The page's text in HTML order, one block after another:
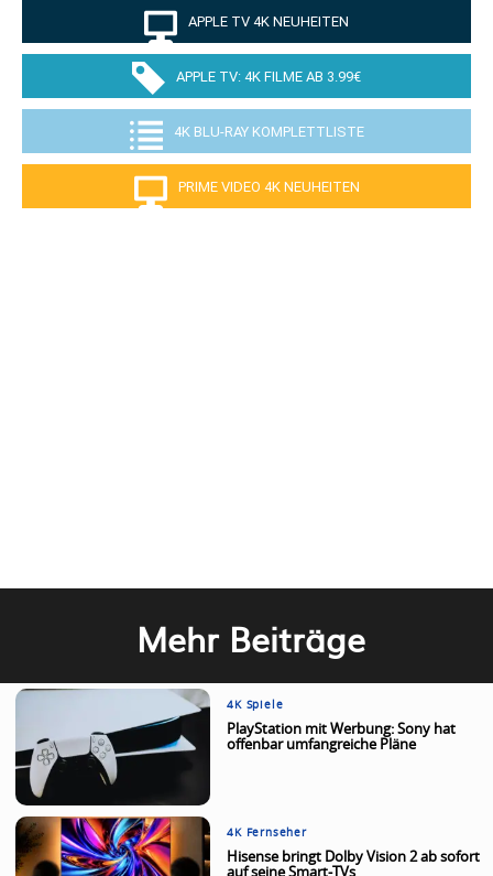
APPLE TV 4K NEUHEITEN
APPLE TV: 4K FILME AB 3.99€
4K BLU-RAY KOMPLETTLISTE
PRIME VIDEO 4K NEUHEITEN
Mehr Beiträge
4K Spiele
PlayStation mit Werbung: Sony hat
offenbar umfangreiche Pläne
4K Fernseher
Hisense bringt Dolby Vision 2 ab sofort